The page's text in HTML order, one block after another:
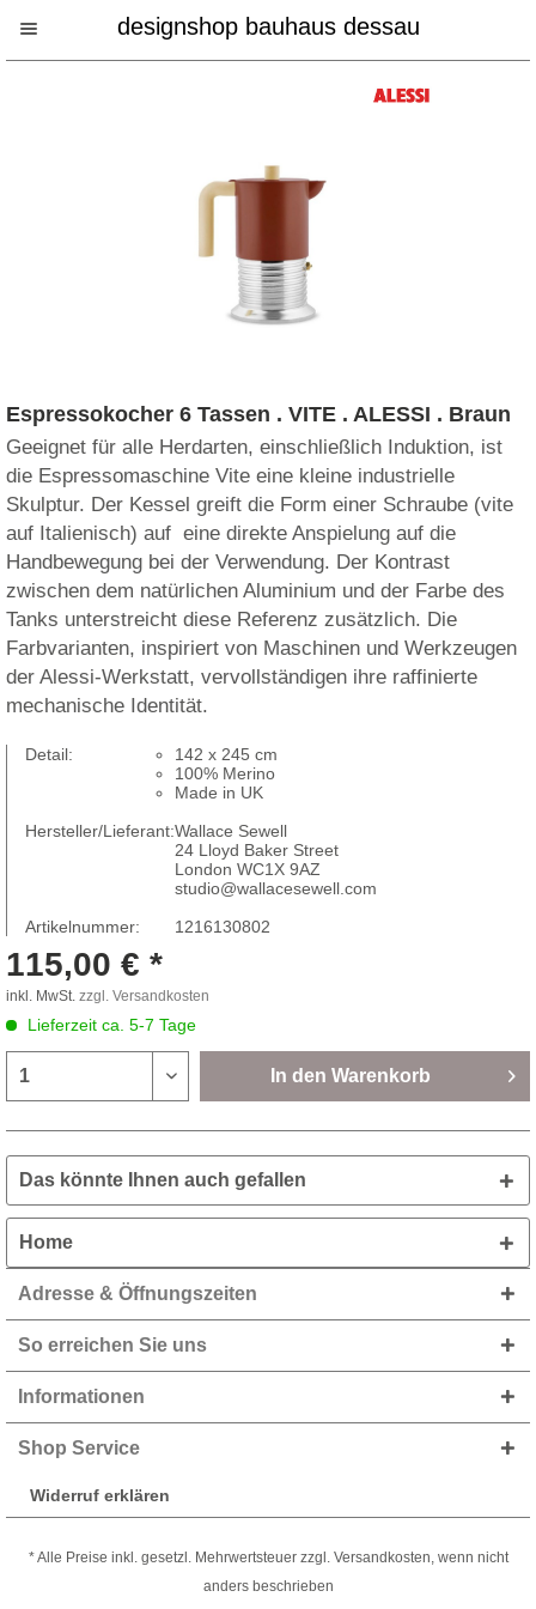
designshop bauhaus dessau
Espressokocher 6 Tassen . VITE . ALESSI . Braun
Geeignet für alle Herdarten, einschließlich Induktion, ist
die Espressomaschine Vite eine kleine industrielle
Skulptur. Der Kessel greift die Form einer Schraube (vite
auf Italienisch) auf  eine direkte Anspielung auf die
Handbewegung bei der Verwendung. Der Kontrast
zwischen dem natürlichen Aluminium und der Farbe des
Tanks unterstreicht diese Referenz zusätzlich. Die
Farbvarianten, inspiriert von Maschinen und Werkzeugen
der Alessi-Werkstatt, vervollständigen ihre raffinierte
mechanische Identität.
Detail:
142 x 245 cm
100% Merino
Made in UK
Hersteller/Lieferant:Wallace Sewell
24 Lloyd Baker Street
London WC1X 9AZ
studio@wallacesewell.com
Artikelnummer:
1216130802
115,00 € *
inkl. MwSt. zzgl. Versandkosten
Lieferzeit ca. 5-7 Tage
In den Warenkorb
Das könnte Ihnen auch gefallen
Home
Adresse & Öffnungszeiten
So erreichen Sie uns
Informationen
Shop Service
Widerruf erklären
* Alle Preise inkl. gesetzl. Mehrwertsteuer zzgl. Versandkosten, wenn nicht
anders beschrieben